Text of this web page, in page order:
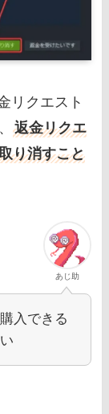
リクエスト
返金リクエ
り消すこと
あじ助
入できる